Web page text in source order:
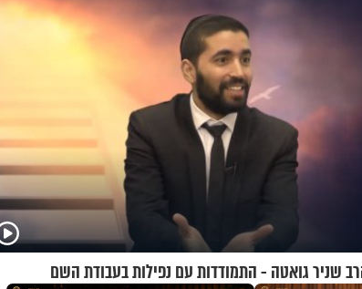
שניר גואטה - התמודדות עם נפילות בעבודת השם